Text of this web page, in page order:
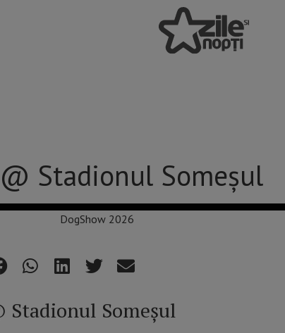
Stadionul Someșul
Stadionul Someșul